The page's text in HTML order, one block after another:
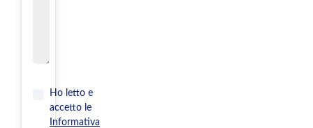
Ho letto e
accetto le
Informativa